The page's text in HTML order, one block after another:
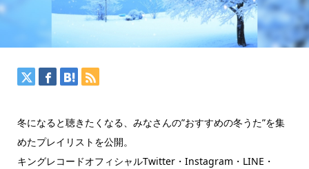
冬になると聴きたくなる、みなさんの”おすすめの冬うた”を集
めたプレイリストを公開。
キングレコードオフィシャルTwitter・Instagram・LINE・